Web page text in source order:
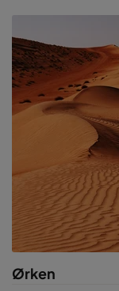
forbedre
software, våre
Ørken